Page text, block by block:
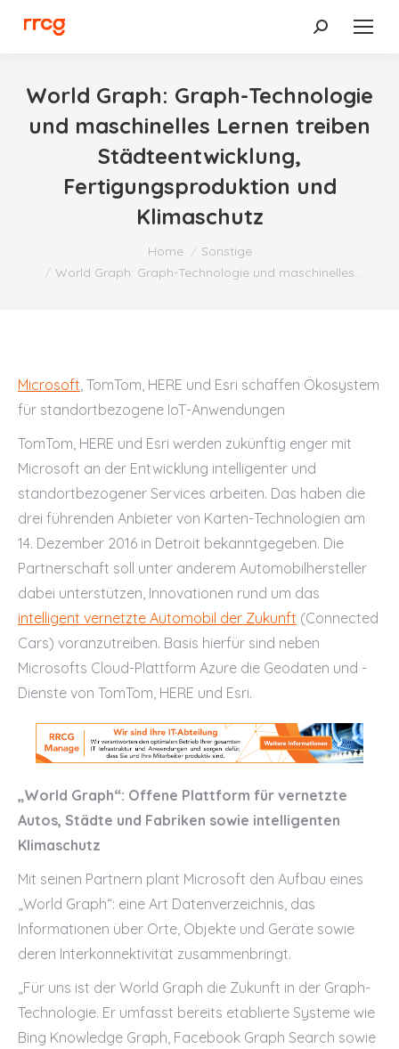
Search:
World Graph: Graph-Technologie
und maschinelles Lernen treiben
Städteentwicklung,
Fertigungsproduktion und
Klimaschutz
Home
Sonstige
World Graph: Graph-Technologie und maschinelles…
Microsoft, TomTom, HERE und Esri schaffen Ökosystem
für standortbezogene IoT-Anwendungen
TomTom, HERE und Esri werden zukünftig enger mit
Microsoft an der Entwicklung intelligenter und
standortbezogener Services arbeiten. Das haben die
drei führenden Anbieter von Karten-Technologien am
14. Dezember 2016 in Detroit bekanntgegeben. Die
Partnerschaft soll unter anderem Automobilhersteller
dabei unterstützen, Innovationen rund um das
intelligent vernetzte Automobil der Zukunft (Connected
Cars) voranzutreiben. Basis hierfür sind neben
Microsofts Cloud-Plattform Azure die Geodaten und -
Dienste von TomTom, HERE und Esri.
„World Graph“: Offene Plattform für vernetzte
Autos, Städte und Fabriken sowie intelligenten
Klimaschutz
Mit seinen Partnern plant Microsoft den Aufbau eines
„World Graph“: eine Art Datenverzeichnis, das
Informationen über Orte, Objekte und Geräte sowie
deren Interkonnektivität zusammenbringt.
„Für uns ist der World Graph die Zukunft in der Graph-
Technologie. Er umfasst bereits etablierte Systeme wie
Bing Knowledge Graph, Facebook Graph Search sowie